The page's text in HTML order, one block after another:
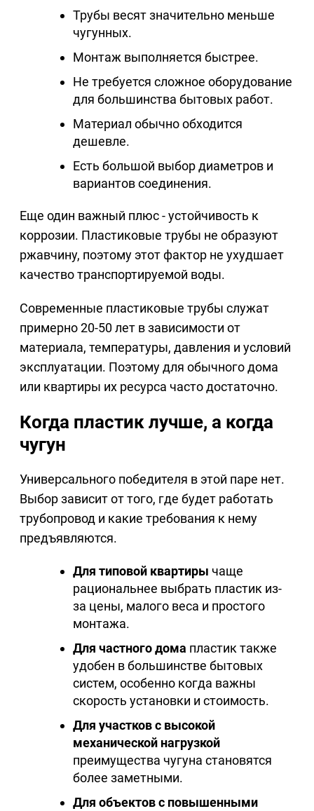
Трубы весят значительно меньше
чугунных.
Монтаж выполняется быстрее.
Не требуется сложное оборудование
для большинства бытовых работ.
Материал обычно обходится
дешевле.
Есть большой выбор диаметров и
вариантов соединения.
Еще один важный плюс - устойчивость к
коррозии. Пластиковые трубы не образуют
ржавчину, поэтому этот фактор не ухудшает
качество транспортируемой воды.
Современные пластиковые трубы служат
примерно 20-50 лет в зависимости от
материала, температуры, давления и условий
эксплуатации. Поэтому для обычного дома
или квартиры их ресурса часто достаточно.
Когда пластик лучше, а когда
чугун
Универсального победителя в этой паре нет.
Выбор зависит от того, где будет работать
трубопровод и какие требования к нему
предъявляются.
Для типовой квартиры чаще
рациональнее выбрать пластик из-
за цены, малого веса и простого
монтажа.
Для частного дома пластик также
удобен в большинстве бытовых
систем, особенно когда важны
скорость установки и стоимость.
Для участков с высокой
механической нагрузкой
преимущества чугуна становятся
более заметными.
Для объектов с повышенными